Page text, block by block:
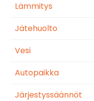
Lämmitys
Jätehuolto
Vesi
Autopaikka
Järjestyssäännöt